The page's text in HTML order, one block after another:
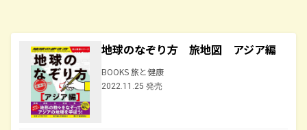
地球のなぞり方 旅地図 アジア編
BOOKS 旅と健康
2022.11.25 発売